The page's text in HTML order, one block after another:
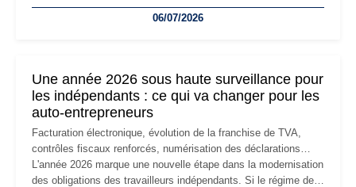
professionnels, recrutement, image de marque… Le
06/07/2026
Une année 2026 sous haute surveillance pour
les indépendants : ce qui va changer pour les
auto-entrepreneurs
Facturation électronique, évolution de la franchise de TVA,
contrôles fiscaux renforcés, numérisation des déclarations…
L'année 2026 marque une nouvelle étape dans la modernisation
des obligations des travailleurs indépendants. Si le régime de